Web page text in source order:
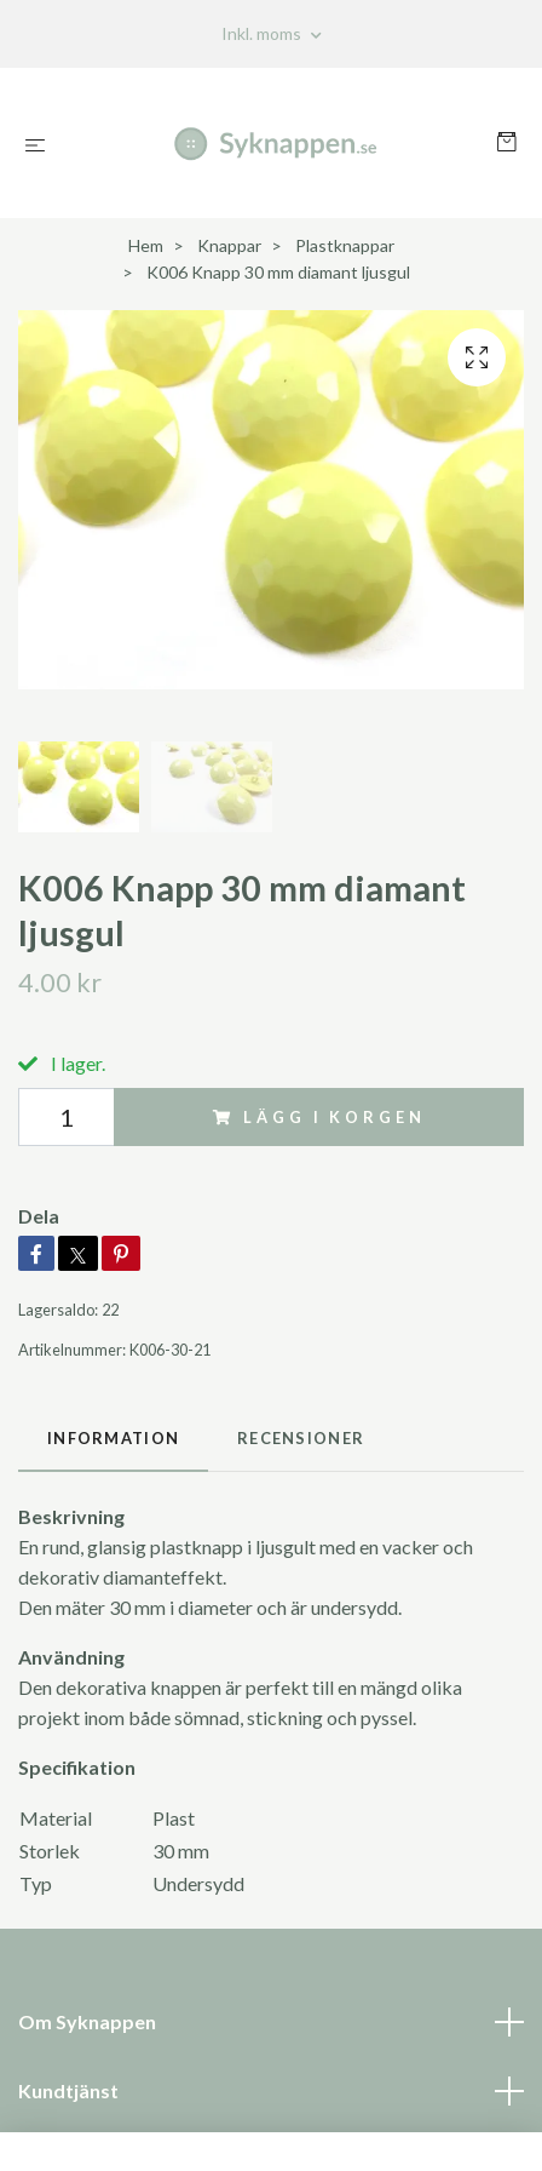
Inkl. moms
Hem Knappar
Plastknappar
K006 Knapp 30 mm diamant ljusgul
K006 Knapp 30 mm diamant
ljusgul
4.00 kr
I lager.
LÄGG I KORGEN
Dela
Lagersaldo: 22
Artikelnummer:K006-30-21
INFORMATION RECENSIONER
Beskrivning
En rund, glansig plastknapp i ljusgult med en vacker och
dekorativ diamanteffekt.
Den mäter 30 mm i diameter och är undersydd.
Användning
Den dekorativa knappen är perfekt till en mängd olika
projekt inom både sömnad, stickning och pyssel.
Specifikation
Material
Plast
Storlek
30 mm
Typ
Undersydd
Om Syknappen
Kundtjänst